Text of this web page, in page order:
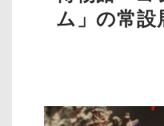
ム」の常設